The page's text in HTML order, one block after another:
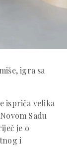
igra sa
ispriča velika
Sadu
je o
i